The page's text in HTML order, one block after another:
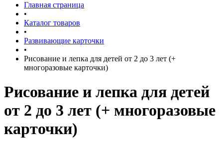
Главная страница
•
Каталог товаров
•
Развивающие карточки
•
Рисование и лепка для детей от 2 до 3 лет (+
многоразовые карточки)
Рисование и лепка для детей
от 2 до 3 лет (+ многоразовые
карточки)